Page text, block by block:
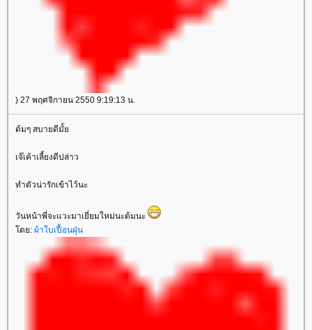
) 27 พฤศจิกายน 2550 9:19:13 น.
ต้มๆ สบายดีมั้
เจ๊เค้าเลี้ยงดีปล่าว
ทำตัวน่ารักเข้าไว้นะ
วันหน้าพี่จะแวะมาเยี่ยมใหม่นะต้มนะ
ดย: ผ้าใบเปื้อนฝุ่น